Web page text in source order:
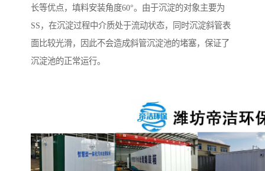
长等优点，填料安装角度60°。由于沉淀的对象主要为
SS，在沉淀过程中介质处于流动状态，同时沉淀斜管表
面比较光滑，因此不会造成斜管沉淀池的堵塞，保证了
沉淀池的正常运行。